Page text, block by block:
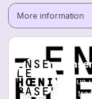
More information
Neue
80